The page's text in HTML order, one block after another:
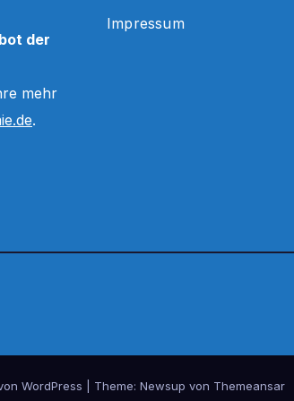
der
mehr
.
Impressum
WordPress Theme: Newsup von Themeansar